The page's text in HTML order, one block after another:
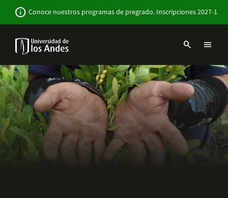
contenido
info Conoce nuestros programas de pregrado. Inscripciones 2027-1
Navbar
-
Sitio
Institucional
search menu